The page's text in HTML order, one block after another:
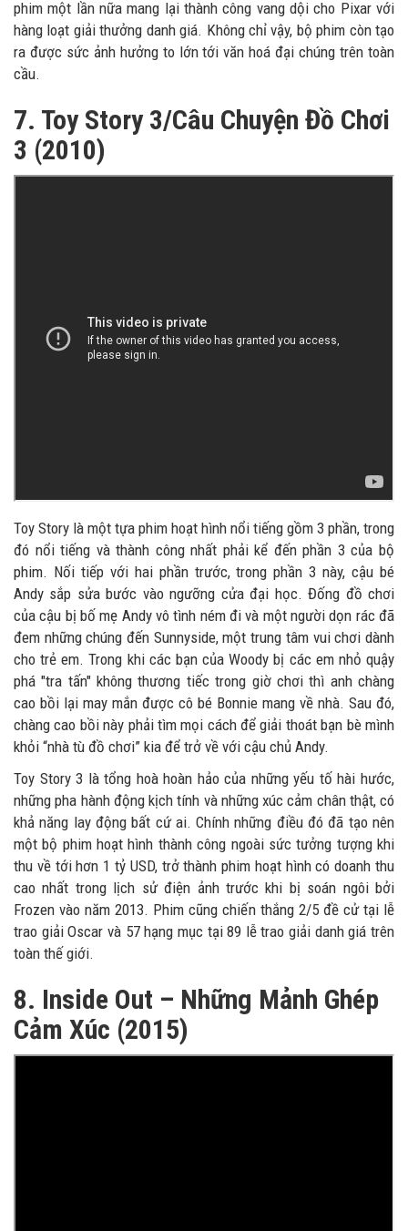
phim một lần nữa mang lại thành công vang dội cho Pixar với
hàng loạt giải thưởng danh giá. Không chỉ vậy, bộ phim còn tạo
ra được sức ảnh hưởng to lớn tới văn hoá đại chúng trên toàn
cầu.
7. Toy Story 3/Câu Chuyện Đồ Chơi
3 (2010)
Toy Story là một tựa phim hoạt hình nổi tiếng gồm 3 phần, trong
đó nổi tiếng và thành công nhất phải kể đến phần 3 của bộ
phim. Nối tiếp với hai phần trước, trong phần 3 này, cậu bé
Andy sắp sửa bước vào ngưỡng cửa đại học. Đống đồ chơi
của cậu bị bố mẹ Andy vô tình ném đi và một người dọn rác đã
đem những chúng đến Sunnyside, một trung tâm vui chơi dành
cho trẻ em. Trong khi các bạn của Woody bị các em nhỏ quậy
phá "tra tấn" không thương tiếc trong giờ chơi thì anh chàng
cao bồi lại may mắn được cô bé Bonnie mang về nhà. Sau đó,
chàng cao bồi này phải tìm mọi cách để giải thoát bạn bè mình
khỏi “nhà tù đồ chơi” kia để trở về với cậu chủ Andy.
Toy Story 3 là tổng hoà hoàn hảo của những yếu tố hài hước,
những pha hành động kịch tính và những xúc cảm chân thật, có
khả năng lay động bất cứ ai. Chính những điều đó đã tạo nên
một bộ phim hoạt hình thành công ngoài sức tưởng tượng khi
thu về tới hơn 1 tỷ USD, trở thành phim hoạt hình có doanh thu
cao nhất trong lịch sử điện ảnh trước khi bị soán ngôi bởi
Frozen vào năm 2013. Phim cũng chiến thắng 2/5 đề cử tại lễ
trao giải Oscar và 57 hạng mục tại 89 lễ trao giải danh giá trên
toàn thế giới.
8. Inside Out – Những Mảnh Ghép
Cảm Xúc (2015)